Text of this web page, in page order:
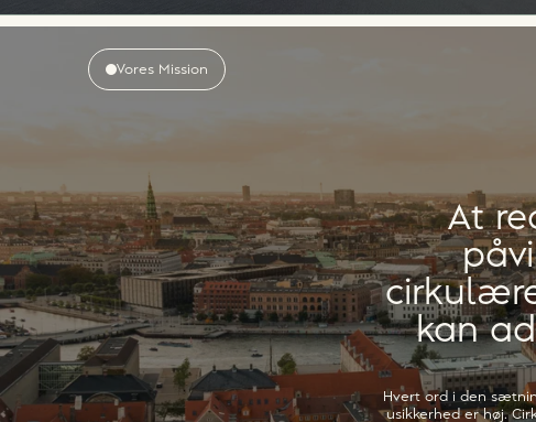
Vores Mission
At
kan
Hvert ord i den
usikkerhed er høj.